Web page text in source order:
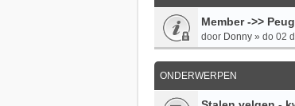
Member ->>
door Donny » do 02
ONDERWERPEN